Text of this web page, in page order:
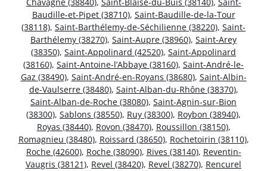
Baudille-et-Pipet (38710), Saint-Baudille-de-la-Tour
(38118), Saint-Barthélemy-de-Séchilienne (38220), Saint-
Barthélemy (38270), Saint-Aupre (38960), Saint-Arey
(38350), Saint-Appolinard (42520), Saint-Appolinard
(38160), Saint-Antoine-l’Abbaye (38160), Saint-André-le-
Gaz (38490), Saint-André-en-Royans (38680), Saint-Albin-
de-Vaulserre (38480), Saint-Alban-du-Rhône (38370),
Saint-Alban-de-Roche (38080), Saint-Agnin-sur-Bion
(38300), Sablons (38550), Ruy (38300), Roybon (38940),
Royas (38440), Rovon (38470), Roussillon (38150),
Romagnieu (38480), Roissard (38650), Rochetoirin (38110),
Roche (42600), Roche (38090), Rives (38140), Reventin-
Vaugris (38121), Revel (38420), Revel (38270), Rencurel